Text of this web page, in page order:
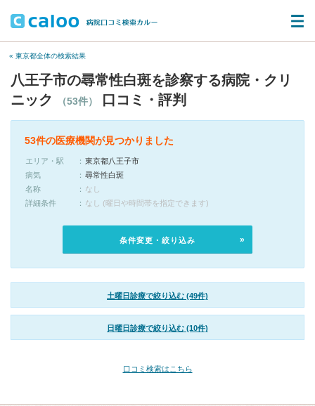
« 東京都全体の検索結果
八王子市の尋常性白斑を診察する病院・クリ
ニック
（53件） 口コミ・評判
53件の医療機関が見つかりました
エリア・駅
東京都八王子市
病気
尋常性白斑
名称
なし
詳細条件
なし (曜日や時間帯を指定できます)
条件変更・絞り込み
土曜日診療で絞り込む (49件)
日曜日診療で絞り込む (10件)
口コミ検索はこちら